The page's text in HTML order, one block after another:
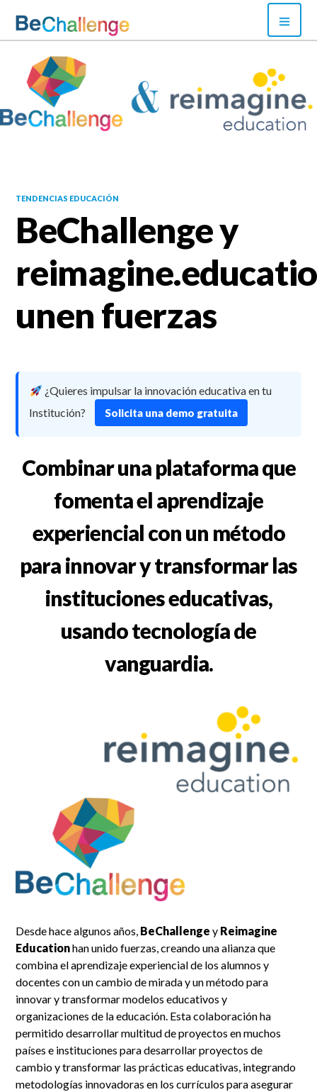
content
Bechallenge
TENDENCIAS EDUCACIÓN
BeChallenge y
unen fuerzas
¿Quieres impulsar la innovación educativa en tu
Institución?
Solicita una demo gratuita
Combinar una plataforma que
fomenta el aprendizaje
experiencial con un método
para innovar y transformar las
instituciones educativas,
usando tecnología de
vanguardia.
Desde hace algunos años, BeChallenge y Reimagine
Educationhan unido fuerzas, creando una alianza que
combina el aprendizaje experiencial de los alumnos y
docentes con un cambio de mirada y un método para
innovar y transformar modelos educativos y
organizaciones de la educación. Esta colaboración ha
permitido desarrollar multitud de proyectos en muchos
países e instituciones para desarrollar proyectos de
cambio y transformar las prácticas educativas, integrando
metodologías innovadoras en los currículos para asegurar